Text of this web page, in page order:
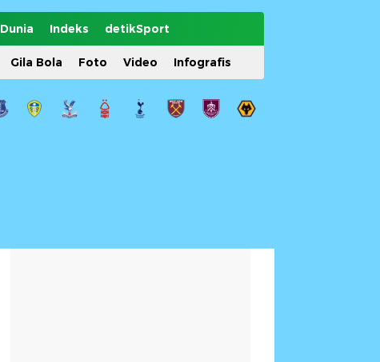
Dunia Indeks detikSport
Gila Bola Foto Video Infografis